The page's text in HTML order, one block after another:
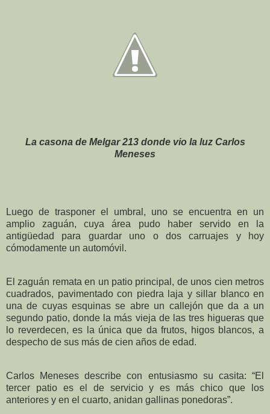
La casona de Melgar 213 donde vio la luz Carlos
Meneses
Luego de trasponer el umbral, uno se encuentra en un
amplio zaguán, cuya área pudo haber servido en la
antigüedad para guardar uno o dos carruajes y hoy
cómodamente un automóvil.
El zaguán remata en un patio principal, de unos cien metros
cuadrados, pavimentado con piedra laja y sillar blanco en
una de cuyas esquinas se abre un callejón que da a un
segundo patio, donde la más vieja de las tres higueras que
lo reverdecen, es la única que da frutos, higos blancos, a
despecho de sus más de cien años de edad.
Carlos Meneses describe con entusiasmo su casita: “El
tercer patio es el de servicio y es más chico que los
anteriores y en el cuarto, anidan gallinas ponedoras”.